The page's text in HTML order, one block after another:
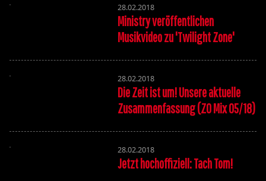
28.02.2018
Ministry veröffentlichen
Musikvideo zu 'Twilight Zone'
28.02.2018
Die Zeit ist um! Unsere aktuelle
Zusammenfassung (ZO Mix 05/18)
28.02.2018
Jetzt hochoffiziell: Tach Tom!